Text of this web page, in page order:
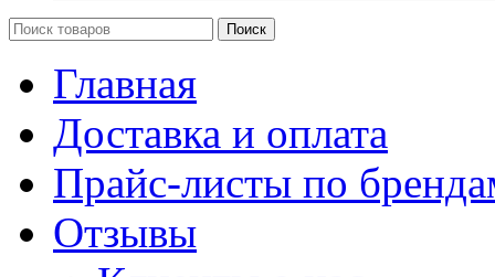
Поиск
Главная
Доставка и оплата
Прайс-листы по
Отзывы